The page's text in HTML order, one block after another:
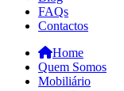
FAQs
Contactos
Home
Quem Somos
Mobiliário